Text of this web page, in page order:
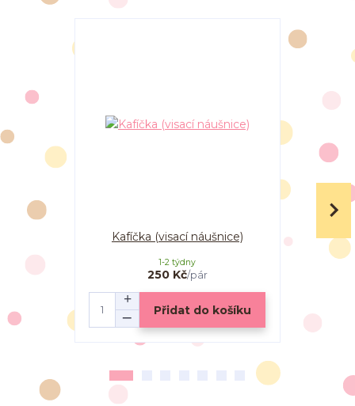
Kafíčka (visací náušnice)
250 Kč/pár
1-2 týdny
Přidat do košíku